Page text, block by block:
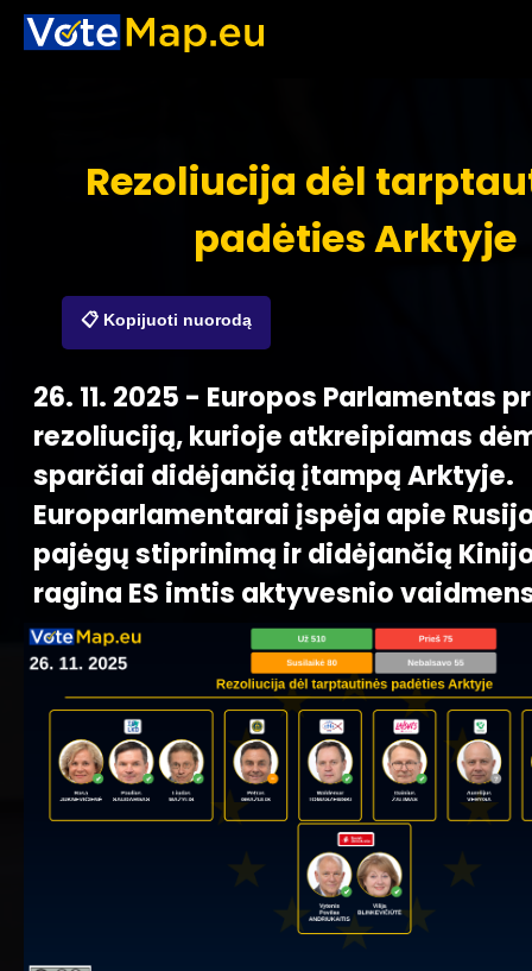
Rezoliucija dėl
padėties Arktyje
📋 Kopijuoti nuorodą
26. 11. 2025 - Europos Parlamentas
rezoliuciją, kurioje atkreipiamas
sparčiai didėjančią įtampą Arktyje.
Europarlamentarai įspėja apie
pajėgų stiprinimą ir didėjančią
ragina ES imtis aktyvesnio